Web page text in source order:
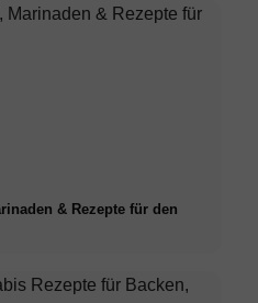
& Rezepte für den